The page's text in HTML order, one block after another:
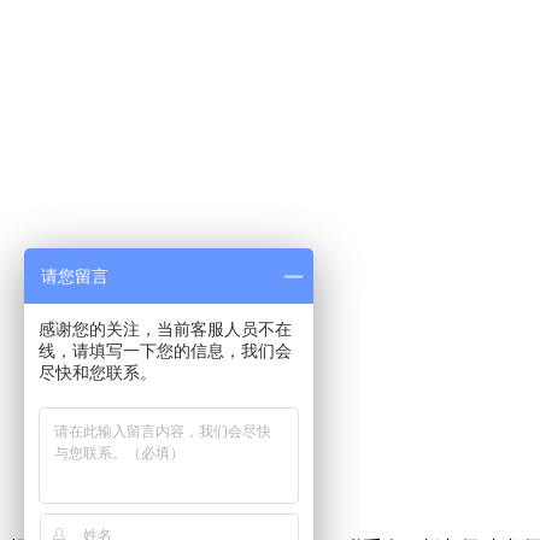
请您留言
感谢您的关注，当前客服人员不在
线，请填写一下您的信息，我们会
尽快和您联系。